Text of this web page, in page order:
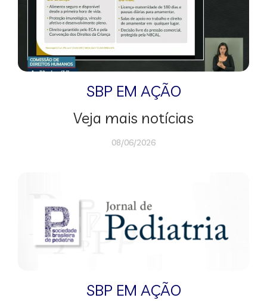
SBP EM AÇÃO
Veja mais notícias
08/06/2026
SBP EM AÇÃO